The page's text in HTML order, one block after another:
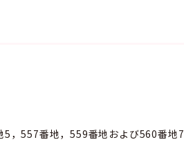
557番地，559番地および560番地7